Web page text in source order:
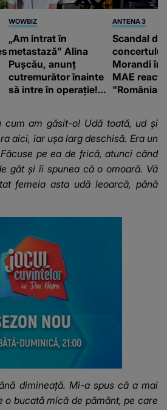
WOWBIZ
„Am intrat în
metastază” Alina
Pușcău, anunț
cutremurător înainte
să intre în operație!
fanilor
ANTENA 3
Scandal
Morandi în
MAE
"România
cum am găsit-o! Udă toată, ud și
aici, iar ușa larg deschisă. Era un
pe ea de frică, atunci când
gât și îi spunea că o omoară. Vă
femeia asta udă leoarcă, până
dimineață. Mi-a spus că a mai
o bucată mică de pământ, pe care